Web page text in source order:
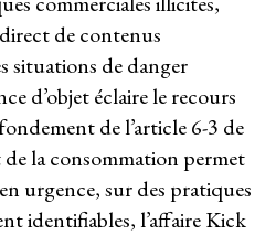
de contenus
situations de danger
d’objet éclaire le recours
de l’article 6-3 de
la consommation permet
urgence, sur des pratiques
identifiables, l’affaire Kick